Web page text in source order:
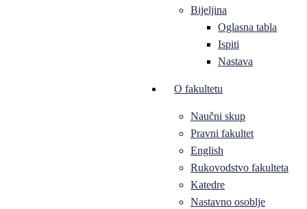
Bijeljina
Oglasna tabla
Ispiti
Nastava
O fakultetu
Naučni skup
Pravni fakultet
English
Rukovodstvo fakulteta
Katedre
Nastavno osoblje